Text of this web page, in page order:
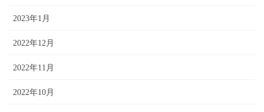
2023年1月
2022年12月
2022年11月
2022年10月